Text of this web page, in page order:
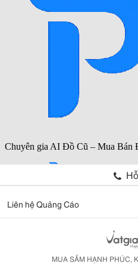
Liên hệ Quảng Cáo
MUA SẮM HẠNH PHÚC,